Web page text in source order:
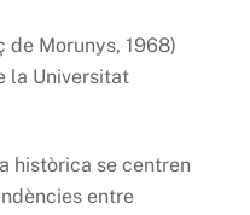
de Morunys, 1968)
la Universitat
històrica se centren
entre